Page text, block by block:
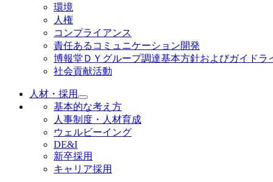
環境
人権
コンプライアンス
責任あるコミュニケーション開発
博報堂ＤＹグループ調達基本方針およびガイドラ
社会貢献活動
人材・採用
基本的な考え方
人事制度・人材育成
ウェルビーイング
DE&I
新卒採用
キャリア採用